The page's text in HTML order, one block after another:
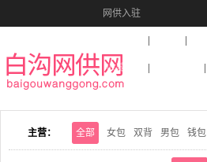
网供入驻
收藏本站
主营： 全部 女包 双背 男包 钱包